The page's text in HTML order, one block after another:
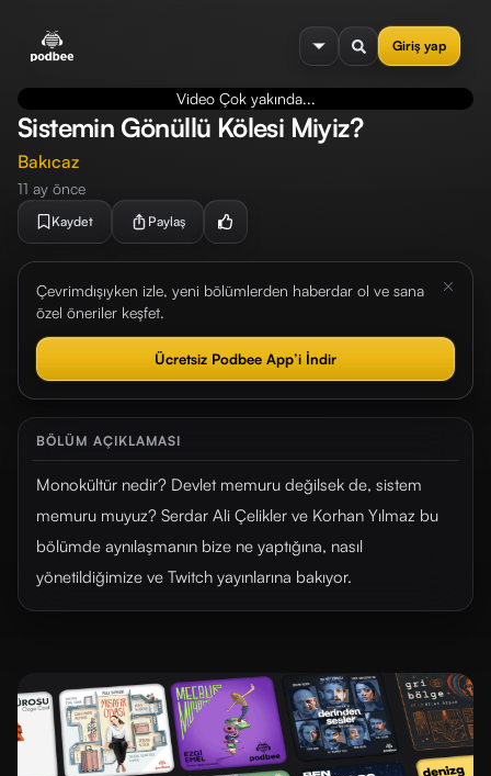
Giriş yap
menu
Video Çok yakında...
Sistemin Gönüllü Kölesi Miyiz?
Bakıcaz
11 ay önce
Kaydet Paylaş
Çevrimdışıyken izle, yeni bölümlerden haberdar ol ve sana
özel öneriler keşfet.
Ücretsiz Podbee App’i İndir
BÖLÜM AÇIKLAMASI
Monokültür nedir? Devlet memuru değilsek de, sistem
memuru muyuz? Serdar Ali Çelikler ve Korhan Yılmaz bu
bölümde aynılaşmanın bize ne yaptığına, nasıl
yönetildiğimize ve Twitch yayınlarına bakıyor.